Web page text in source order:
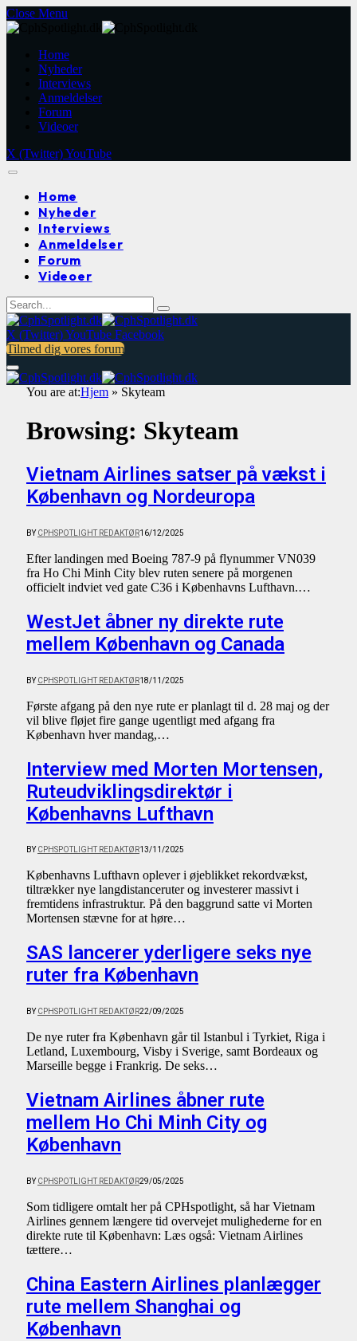
Close Menu
Home
Nyheder
Interviews
Anmeldelser
Forum
Videoer
X (Twitter)YouTube
Home
Nyheder
Interviews
Anmeldelser
Forum
Videoer
X (Twitter)YouTube Facebook
Tilmed dig vores forum
You are at:Hjem » Skyteam
Browsing: Skyteam
Vietnam Airlines satser på vækst i
København og Nordeuropa
BY CPHSPOTLIGHT REDAKTØR16/12/2025
Efter landingen med Boeing 787-9 på flynummer VN039
fra Ho Chi Minh City blev ruten senere på morgenen
officielt indviet ved gate C36 i Københavns Lufthavn.…
WestJet åbner ny direkte rute
mellem København og Canada
BY CPHSPOTLIGHT REDAKTØR18/11/2025
Første afgang på den nye rute er planlagt til d. 28 maj og der
vil blive fløjet fire gange ugentligt med afgang fra
København hver mandag,…
Interview med Morten Mortensen,
Ruteudviklingsdirektør i
Københavns Lufthavn
BY CPHSPOTLIGHT REDAKTØR13/11/2025
Københavns Lufthavn oplever i øjeblikket rekordvækst,
tiltrækker nye langdistanceruter og investerer massivt i
fremtidens infrastruktur. På den baggrund satte vi Morten
Mortensen stævne for at høre…
SAS lancerer yderligere seks nye
ruter fra København
BY CPHSPOTLIGHT REDAKTØR22/09/2025
De nye ruter fra København går til Istanbul i Tyrkiet, Riga i
Letland, Luxembourg, Visby i Sverige, samt Bordeaux og
Marseille begge i Frankrig. De seks…
Vietnam Airlines åbner rute
mellem Ho Chi Minh City og
København
BY CPHSPOTLIGHT REDAKTØR29/05/2025
Som tidligere omtalt her på CPHspotlight, så har Vietnam
Airlines gennem længere tid overvejet mulighederne for en
direkte rute til København: Læs også: Vietnam Airlines
tættere…
China Eastern Airlines planlægger
rute mellem Shanghai og
København